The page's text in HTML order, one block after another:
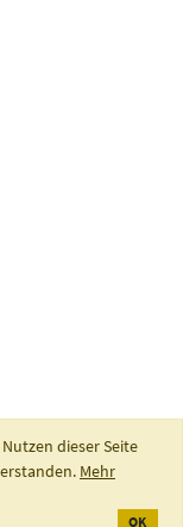
dieser Seite
Mehr
OK